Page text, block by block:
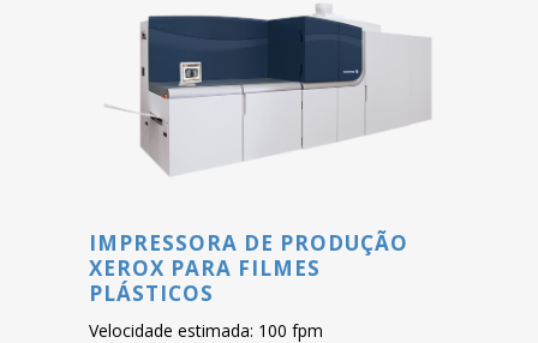
IMPRESSORA DE PRODUÇÃO
XEROX PARA FILMES
PLÁSTICOS
Velocidade estimada: 100 fpm